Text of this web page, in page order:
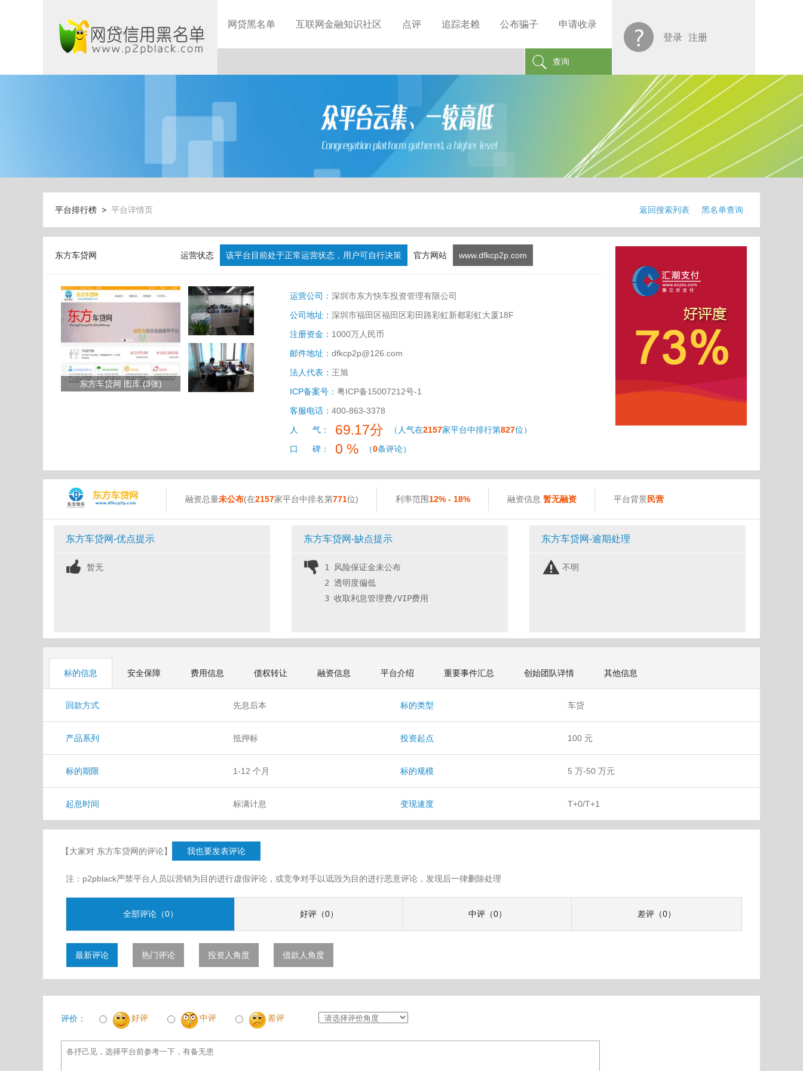
网贷黑名单 互联网金融知识社区 点评 追踪老赖 公布骗子 申请收录
查询
登录 注册
平台排行榜 > 平台详情页 返回搜索列表 黑名单查询
东方车贷网 运营状态 该平台目前处于正常运营状态，用户可自行决策 官方网站 www.dfkcp2p.com
东方车贷网 图库 (3张)
运营公司： 深圳市东方快车投资管理有限公司
公司地址： 深圳市福田区福田区彩田路彩虹新都彩虹大厦18F
注册资金： 1000万人民币
邮件地址： dfkcp2p@126.com
法人代表： 王旭
ICP备案号： 粤ICP备15007212号-1
客服电话： 400-863-3378
人 气：
69.17分 （人气在2157家平台中排行第827位）
口 碑：
0 % （0条评论）
融资总量未公布(在2157家平台中排名第771位) 利率范围12% - 18% 融资信息 暂无融资 平台背景民营
东方车贷网-优点提示
暂无
东方车贷网-缺点提示
1 风险保证金未公布
2 透明度偏低
3 收取利息管理费/VIP费用
东方车贷网-逾期处理
不明
标的信息 安全保障 费用信息 债权转让 融资信息 平台介绍 重要事件汇总 创始团队详情 其他信息
回款方式 先息后本 标的类型 车贷
产品系列 抵押标 投资起点 100 元
标的期限 1-12 个月 标的规模 5 万-50 万元
起息时间 标满计息 变现速度 T+0/T+1
【大家对 东方车贷网的评论】 我也要发表评论
注：p2pblack严禁平台人员以营销为目的进行虚假评论，或竞争对手以诋毁为目的进行恶意评论，发现后一律删除处理
全部评论（0） 好评（0） 中评（0） 差评（0）
最新评论 热门评论 投资人角度 借款人角度
评价： 好评 中评 差评